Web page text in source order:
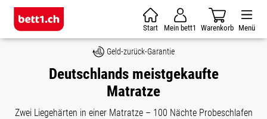
Zum Hauptinhalt springen
Start Mein bett1 Warenkorb Menü
Geld-zurück-Garantie
Deutschlands meistgekaufte
Matratze
Zwei Liegehärten in einer Matratze – 100 Nächte Probeschlafen